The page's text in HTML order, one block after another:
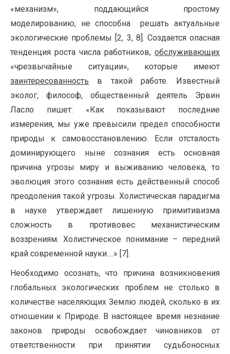
«механизм», поддающийся простому
моделированию, не способна решать актуальные
экологические проблемы [2, 3, 8]. Создается опасная
тенденция роста числа работников, обслуживающих
«чрезвычайные ситуации», которые имеют
заинтересованность в такой работе. Известный
эколог, философ, общественный деятель Эрвин
Ласло пишет: «Как показывают последние
измерения, мы уже превысили предел способности
природы к самовосстановлению. Если отсталость
доминирующего ныне сознания есть основная
причина угрозы миру и выживанию человека, то
эволюция этого сознания есть действенный способ
преодоления такой угрозы. Холистическая парадигма
в науке утверждает лишенную примитивизма
сложность в противовес механистическим
воззрениям. Холистическое понимание – передний
край современной науки….» [7].
Необходимо осознать, что причина возникновения
глобальных экологических проблем не столько в
количестве населяющих Землю людей, сколько в их
отношении к Природе. В настоящее время незнание
законов природы освобождает чиновников от
ответственности при принятии судьбоносных